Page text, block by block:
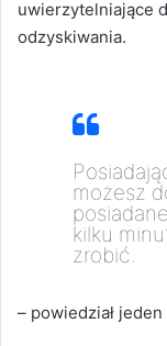
uwierzytelniające
odzyskiwania.
możesz
kilku
zrobić.
– powiedział